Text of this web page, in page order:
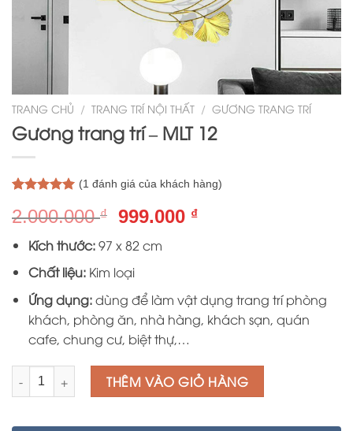
TRANG CHỦ / TRANG TRÍ NỘI THẤT / GƯƠNG TRANG TRÍ
Gương trang trí – MLT 12
dựa trên
(1 đánh giá của khách hàng)
2.000.000₫
Giá
là:
2.000.000 ₫.
999.000 ₫Giá
999.000 ₫.
Kích thước:97 x 82 cm
Chất liệu:Kim loại
Ứng dụng:dùng để làm vật dụng trang trí phòng
khách, phòng ăn, nhà hàng, khách sạn, quán
cafe, chung cư, biệt thự,…
Số lượng THÊM VÀO GIỎ HÀNG